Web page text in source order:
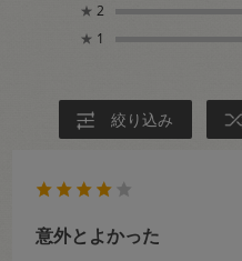
★ 2
★ 1
絞り込み
意外とよかった